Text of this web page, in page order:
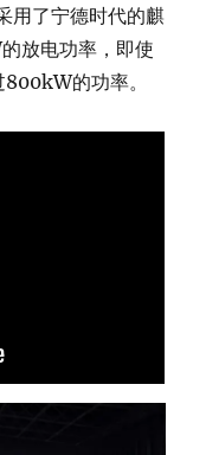
用了宁德时代的麒
放电功率，即使
的功率。